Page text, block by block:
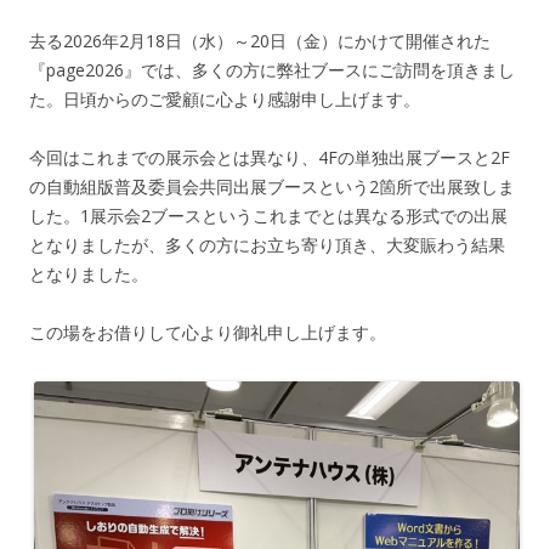
去る2026年2月18日（水）～20日（金）にかけて開催された
『page2026』では、多くの方に弊社ブースにご訪問を頂きまし
た。日頃からのご愛顧に心より感謝申し上げます。
今回はこれまでの展示会とは異なり、4Fの単独出展ブースと2F
の自動組版普及委員会共同出展ブースという2箇所で出展致しま
した。1展示会2ブースというこれまでとは異なる形式での出展
となりましたが、多くの方にお立ち寄り頂き、大変賑わう結果
となりました。
この場をお借りして心より御礼申し上げます。